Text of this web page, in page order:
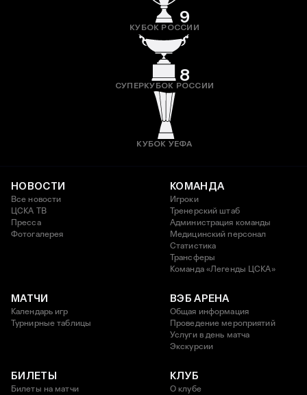
9
КУБОК РОССИИ
8
СУПЕРКУБОК РОССИИ
КУБОК УЕФА
НОВОСТИ
Все новости
ЦСКА ТВ
Пресса
Фотогалерея
КОМАНДА
Игроки
Тренерский штаб
Администрация команды
Медицинский персонал
Статистика
Трансферы
Команда «Легенды ЦСКА»
МАТЧИ
Календарь игр
Турнирные таблицы
ВЭБ АРЕНА
Общая информация
Проведение мероприятий
Услуги в день матча
Экскурсии
БИЛЕТЫ
Билеты на матчи
КЛУБ
О клубе